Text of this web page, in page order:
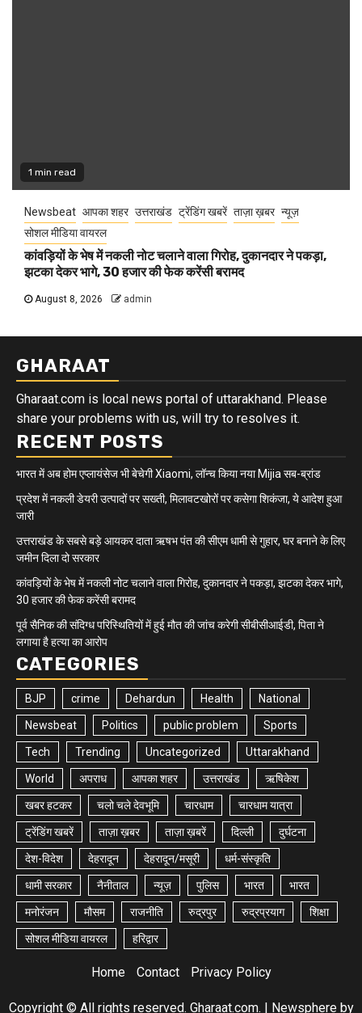
1 min read
Newsbeat आपका शहर उत्तराखंड ट्रेंडिंग खबरें ताज़ा ख़बर न्यूज़
सोशल मीडिया वायरल
कांवड़ियों के भेष में नकली नोट चलाने वाला गिरोह, दुकानदार ने पकड़ा,
झटका देकर भागे, 30 हजार की फेक करेंसी बरामद
August 8, 2026 admin
GHARAAT
Gharaat.com is local news portal of uttarakhand. Please
share your problems with us, will try to resolves it.
RECENT POSTS
भारत में अब होम एप्लायंसेज भी बेचेगी Xiaomi, लॉन्च किया नया Mijia सब-ब्रांड
प्रदेश में नकली डेयरी उत्पादों पर सख्ती, मिलावटखोरों पर कसेगा शिकंजा, ये आदेश हुआ
जारी
उत्तराखंड के सबसे बड़े आयकर दाता ऋषभ पंत की सीएम धामी से गुहार, घर बनाने के लिए
जमीन दिला दो सरकार
कांवड़ियों के भेष में नकली नोट चलाने वाला गिरोह, दुकानदार ने पकड़ा, झटका देकर भागे,
30 हजार की फेक करेंसी बरामद
पूर्व सैनिक की संदिग्ध परिस्थितियों में हुई मौत की जांच करेगी सीबीसीआईडी, पिता ने
लगाया है हत्या का आरोप
CATEGORIES
BJP crime Dehardun Health National
Newsbeat Politics public problem Sports
Tech Trending Uncategorized Uttarakhand
World अपराध आपका शहर उत्तराखंड ऋषिकेश
खबर हटकर चलो चले देवभूमि चारधाम चारधाम यात्रा
ट्रेंडिंग खबरें ताज़ा ख़बर ताज़ा ख़बरें दिल्ली दुर्घटना
देश-विदेश देहरादून देहरादून/मसूरी धर्म-संस्कृति
धामी सरकार नैनीताल न्यूज़ पुलिस भारत भारत
मनोरंजन मौसम राजनीति रुद्रपुर रुद्रप्रयाग शिक्षा
सोशल मीडिया वायरल हरिद्वार
Home Contact Privacy Policy
Copyright © All rights reserved. Gharaat.com. | Newsphereby